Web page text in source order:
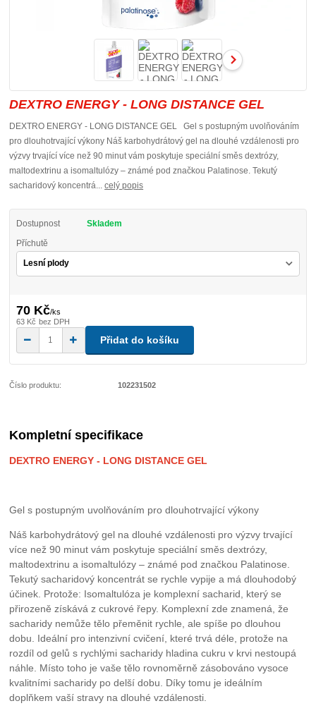
DEXTRO ENERGY - LONG DISTANCE GEL
DEXTRO ENERGY - LONG DISTANCE GEL Gel s postupným uvolňováním
pro dlouhotrvající výkony Náš karbohydrátový gel na dlouhé vzdálenosti pro
výzvy trvající více než 90 minut vám poskytuje speciální směs dextrózy,
maltodextrinu a isomaltulózy – známé pod značkou Palatinose. Tekutý
sacharidový koncentrá...celý popis
Dostupnost Skladem
Příchutě
70 Kč/ks
63 Kč bez DPH
Přidat do košíku
Číslo produktu: 102231502
Kompletní specifikace
DEXTRO ENERGY - LONG DISTANCE GEL
Gel s postupným uvolňováním pro dlouhotrvající výkony
Náš karbohydrátový gel na dlouhé vzdálenosti pro výzvy trvající
více než 90 minut vám poskytuje speciální směs dextrózy,
maltodextrinu a isomaltulózy – známé pod značkou Palatinose.
Tekutý sacharidový koncentrát se rychle vypije a má dlouhodobý
účinek. Protože: Isomaltulóza je komplexní sacharid, který se
přirozeně získává z cukrové řepy. Komplexní zde znamená, že
sacharidy nemůže tělo přeměnit rychle, ale spíše po dlouhou
dobu. Ideální pro intenzivní cvičení, které trvá déle, protože na
rozdíl od gelů s rychlými sacharidy hladina cukru v krvi nestoupá
náhle. Místo toho je vaše tělo rovnoměrně zásobováno vysoce
kvalitními sacharidy po delší dobu. Díky tomu je ideálním
doplňkem vaší stravy na dlouhé vzdálenosti.